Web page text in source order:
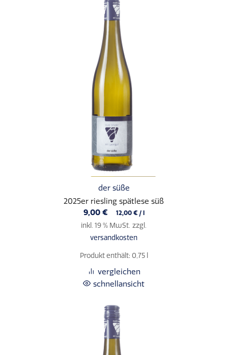
der süße
2025er riesling spätlese süß
9,00 € 12,00 €/ l
inkl. 19 % MwSt. zzgl.
versandkosten
Produkt enthält: 0,75
vergleichen
schnellansicht